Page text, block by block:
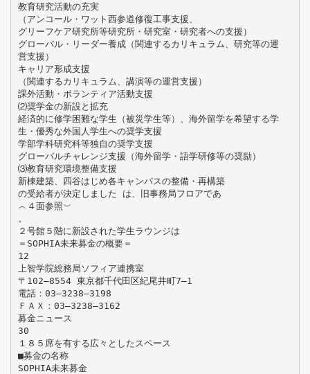
教育研究活動の充実
（アンコール・ワット西参道修復工事支援、
グリーフケア研究所等研究所・研究室・研究者への支援）
グローバル・リーダー養成（関連するカリキュラム、研究等の運
営支援）
キャリア形成支援
（関連するカリキュラム、講演等の運営支援）
課外活動・ボランティア活動支援
⑵奨学金の新設と拡充
経済的に修学困難な学生（被災学生等）、海外留学を希望する学
生・優秀な外国人学生への奨学支援
学部学科研究科等独自の奨学支援
グローバルチャレンジ支援（海外留学・語学研修等の奨励）
⑶教育研究環境整備支援
新棟建築、四谷はじめ各キャンパスの整備・再構築
の受給者が決定しました は、旧事務局フロアであ
︵４面参照︶
。
２号館５階に新設された学生ラウンジは
＝SOPHIA未来募金の概要＝
12
上智学院総務局ソフィア連携室
〒102‒8554 東京都千代田区紀尾井町7‒1
電話：03‒3238‒3198
ＦＡＸ：03‒3238‒3162
募金ニュース
30
１８５席を有する広々としたスペース
■募金の名称
SOPHIA未来募金